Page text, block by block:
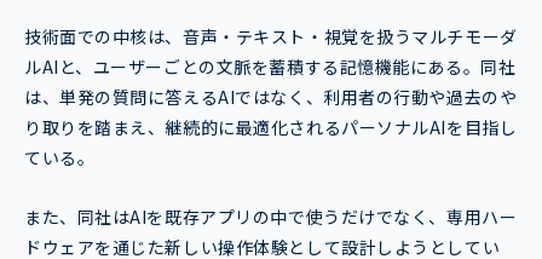
技術面での中核は、音声・テキスト・視覚を扱うマルチモーダ
ルAIと、ユーザーごとの文脈を蓄積する記憶機能にある。同社
は、単発の質問に答えるAIではなく、利用者の行動や過去のや
り取りを踏まえ、継続的に最適化されるパーソナルAIを目指し
ている。
また、同社はAIを既存アプリの中で使うだけでなく、専用ハー
ドウェアを通じた新しい操作体験として設計しようとしてい